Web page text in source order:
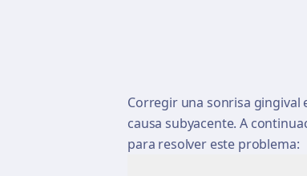
Corregir una sonrisa gingival
causa subyacente. A
para resolver este problema: